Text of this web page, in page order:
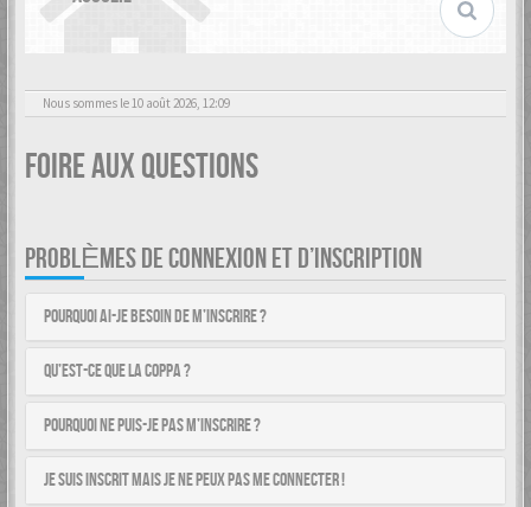
Nous sommes le 10 août 2026, 12:09
Foire aux questions
PROBLÈMES DE CONNEXION ET D’INSCRIPTION
Pourquoi ai-je besoin de m’inscrire ?
Qu’est-ce que la COPPA ?
Pourquoi ne puis-je pas m’inscrire ?
Je suis inscrit mais je ne peux pas me connecter !